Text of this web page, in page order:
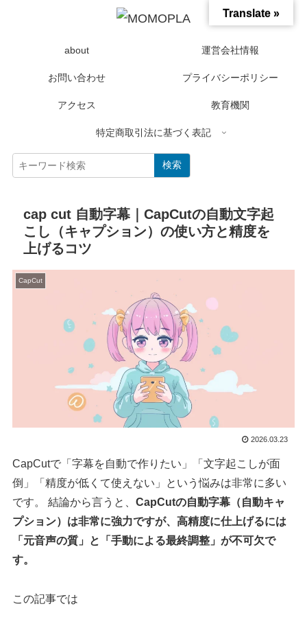
about 運営会社情報
お問い合わせ プライバシーポリシー
アクセス 教育機関
特定商取引法に基づく表記
検索
cap cut 自動字幕｜CapCutの自動文字起
こし（キャプション）の使い方と精度を
上げるコツ
CapCut
2026.03.23
CapCutで「字幕を自動で作りたい」「文字起こしが面
倒」「精度が低くて使えない」という悩みは非常に多い
です。 結論から言うと、CapCutの自動字幕（自動キャ
プション）は非常に強力ですが、高精度に仕上げるには
「元音声の質」と「手動による最終調整」が不可欠で
す。
この記事では
Translate »